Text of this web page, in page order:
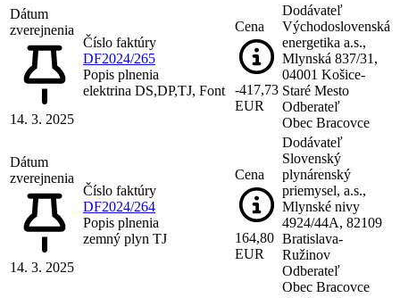
Dátum
zverejnenia
14. 3. 2025
Číslo faktúry
DF2024/265
Popis plnenia
elektrina DS,DP,TJ, Font
Cena
-417,73
EUR
Dodávateľ
Východoslovenská
energetika a.s.,
Mlynská 837/31,
04001 Košice-
Staré Mesto
Odberateľ
Obec Bracovce
Dátum
zverejnenia
14. 3. 2025
Číslo faktúry
DF2024/264
Popis plnenia
zemný plyn TJ
Cena
164,80
EUR
Dodávateľ
Slovenský
plynárenský
priemysel, a.s.,
Mlynské nivy
4924/44A, 82109
Bratislava-
Ružinov
Odberateľ
Obec Bracovce